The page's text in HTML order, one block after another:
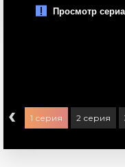
‹ 1 серия 2 серия